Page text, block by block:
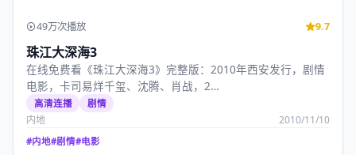
49万次播放 9.7
珠江大深海3
在线免费看《珠江大深海3》完整版：2010年西安发行，剧情
电影，卡司易烊千玺、沈腾、肖战，2…
高清连播 剧情
内地 2010/11/10
#内地#剧情#电影